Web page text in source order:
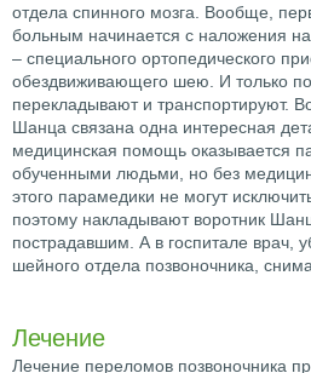
отдела спинного мозга. Вообще,
больным начинается с наложения
– специального ортопедического
обездвиживающего шею. И только
перекладывают и транспортируют.
Шанца связана одна интересная
медицинская помощь оказывается
обученными людьми, но без
этого парамедики не могут
поэтому накладывают воротник
пострадавшим. А в госпитале врач,
шейного отдела позвоночника,
Лечение
Лечение переломов позвоночника